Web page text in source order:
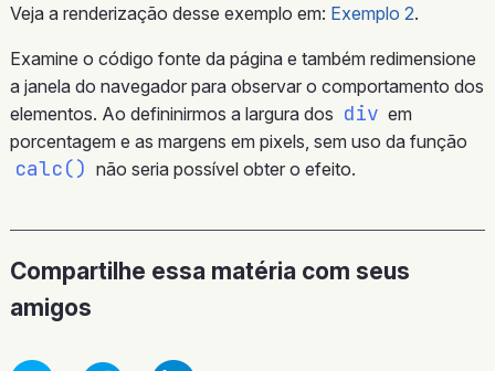
Veja a renderização desse exemplo em: Exemplo 2.
Examine o código fonte da página e também redimensione
a janela do navegador para observar o comportamento dos
elementos. Ao defininirmos a largura dos div em
porcentagem e as margens em pixels, sem uso da função
calc() não seria possível obter o efeito.
Compartilhe essa matéria com seus
amigos